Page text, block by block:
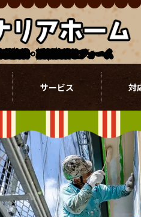
壁塗装・屋根塗装リフォーム
サービス 対